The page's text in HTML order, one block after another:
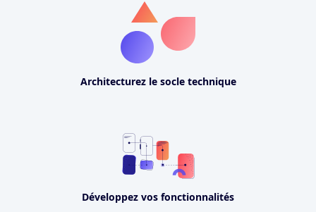
Architecturez le socle technique
Développez vos fonctionnalités